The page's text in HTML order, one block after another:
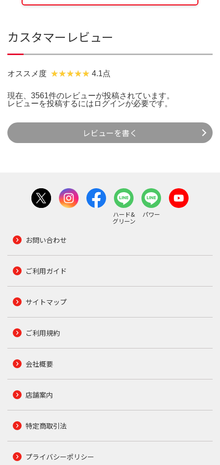
カスタマーレビュー
オススメ度 4.1点
現在、3561件のレビューが投稿されています。
レビューを投稿するには ログインが必要です。
レビューを書く
ハード&
グリーン
パワー
お問い合わせ
ご利用ガイド
サイトマップ
ご利用規約
会社概要
店舗案内
特定商取引法
プライバシーポリシー